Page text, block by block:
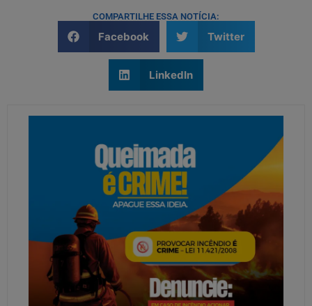
COMPARTILHE ESSA NOTÍCIA:
Facebook Twitter
LinkedIn